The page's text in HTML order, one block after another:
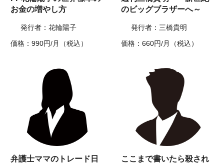
お金の増やし方
発行者：花輪陽子
価格：990円/月（税込）
のビッグブラザーへ～
発行者：三橋貴明
価格：660円/月（税込）
弁護士ママのトレード日
ここまで書いたら殺され